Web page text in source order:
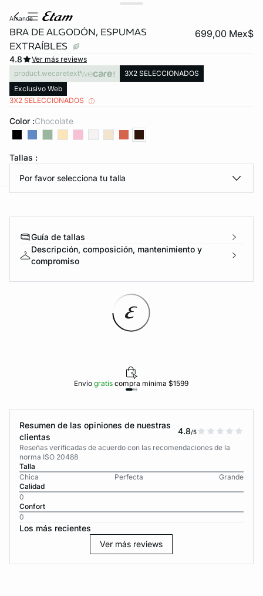
DE PANTIES
ahora
amande
BRA DE ALGODÓN, ESPUMAS
EXTRAÍBLES
699,00 Mex$
4.8
Ver más reviews
product.wecaretext
3X2 SELECCIONADOS
Exclusivo Web
3X2 SELECCIONADOS
Color : chocolate
Tallas :
Por favor selecciona tu talla
Guía de tallas
Descripción, composición, mantenimiento y
compromiso
Envíogratiscompra mínima $1599
Resumen de las opiniones de nuestras
clientas
4.8/5
Reseñas verificadas de acuerdo con las recomendaciones de la
norma ISO 20488
Talla
Chica
Perfecta
Grande
Calidad
0
Confort
0
Los más recientes
Ver más reviews